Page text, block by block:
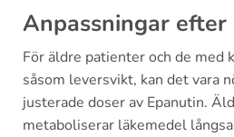
Anpassningar
För äldre patienter och de med
såsom leversvikt, kan det vara
justerade doser av Epanutin.
metaboliserar läkemedel